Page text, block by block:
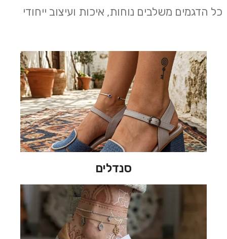
כל הדגמים משלבים נוחות, איכות ועיצוב ייחודי
סנדלים